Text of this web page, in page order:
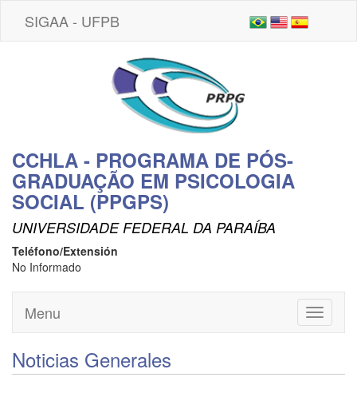
SIGAA - UFPB
CCHLA - PROGRAMA DE PÓS-
GRADUAÇÃO EM PSICOLOGIA
SOCIAL (PPGPS)
UNIVERSIDADE FEDERAL DA PARAÍBA
Teléfono/Extensión
No Informado
Toggle
Menu
Noticias Generales